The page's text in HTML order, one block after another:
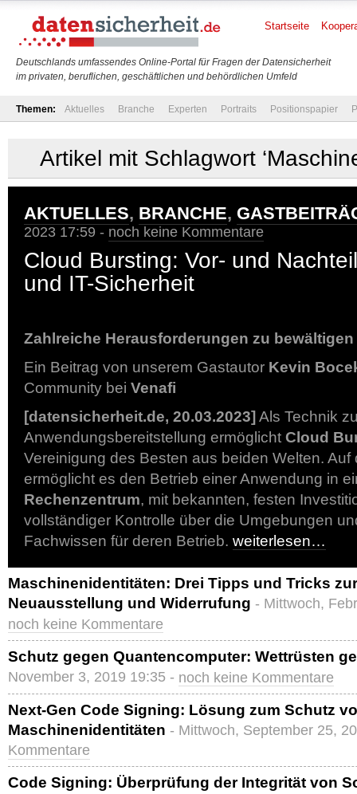
Deutschlands umfassendes Online-Portal für Fragen der Datensicherheit
im privaten, beruflichen, geschäftlichen und behördlichen Umfeld
Startseite
Themen: Aktuelles Branche Experten Portraits Positionspapier
Artikel mit Schlagwort
AKTUELLES, BRANCHE,
2023 17:59 - noch keine Kommentare
Cloud Bursting: Vor- und
und IT-Sicherheit
Zahlreiche Herausforderungen zu bewältigen
Ein Beitrag von unserem Gastautor Kevin
Community bei Venafi
[datensicherheit.de, 20.03.2023] Als Technik
Anwendungsbereitstellung ermöglicht Cloud
Vereinigung des Besten aus beiden Welten. Auf
ermöglicht es den Betrieb einer Anwendung in
Rechenzentrum, mit bekannten, festen
vollständiger Kontrolle über die Umgebungen
Fachwissen für deren Betrieb. weiterlesen…
Maschinenidentitäten: Drei Tipps und Tricks
Neuausstellung und Widerrufung - Mittwoch,
noch keine Kommentare
Schutz gegen Quantencomputer: Wettrüsten
November 3, 2019 19:35 - noch keine Kommentare
Next-Gen Code Signing: Lösung zum Schutz
Maschinenidentitäten - Mittwoch, September 25,
Kommentare
Code Signing: Überprüfung der Integrität von